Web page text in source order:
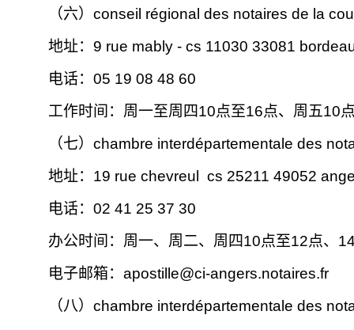
（六） conseil régional des notaires de la
地址： 9 rue mably - cs 11030 33081
电话：05 19 08 48 60
工作时间：周一至周四10点至16点、周五10
（七）chambre interdépartementale des
地址：19 rue chevreul cs 25211 49052
电话：02 41 25 37 30
办公时间：周一、周二、周四10点至12点、
电子邮箱： apostille@ci-angers.notaires.fr
（八） chambre interdépartementale des